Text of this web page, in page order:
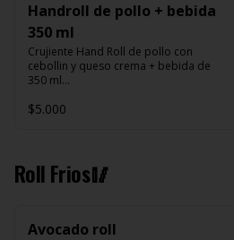
Handroll de pollo + bebida
350 ml
Crujiente Hand Roll de pollo con
cebollin y queso crema + bebida de
350 ml
Promoción valida de Lunes a viernes
$5.000
Roll Frios🥢
Avocado roll